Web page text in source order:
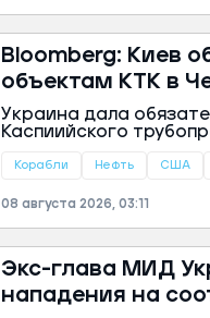
Bloomberg: Киев
объектам КТК в
Украина дала
Каспиийского
находятся в
Корабли Нефть США
08 августа 2026, 03:11
Экс-глава МИД
нападения на